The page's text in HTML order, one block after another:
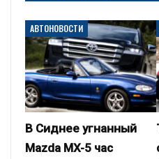
АВТОНОВОСТИ
В Сиднее угнанный
Mazda MX-5 час